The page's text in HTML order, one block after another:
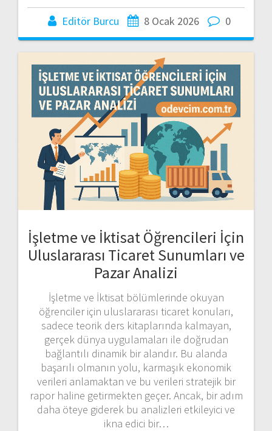
Editör Burcu 8 Ocak 2026 0
İşletme ve İktisat Öğrencileri İçin
Uluslararası Ticaret Sunumları ve
Pazar Analizi
İşletme ve İktisat bölümlerinde okuyan
öğrenciler için uluslararası ticaret konuları,
sadece teorik ders kitaplarında kalmayan,
gerçek dünya uygulamaları ile doğrudan
bağlantılı dinamik bir alandır. Bu alanda
başarılı olmanın yolu, karmaşık ekonomik
verileri anlamaktan ve bu verileri stratejik bir
rapor haline getirmekten geçer. Ancak, bir adım
daha öteye giderek bu analizleri etkileyici ve
ikna edici bir…